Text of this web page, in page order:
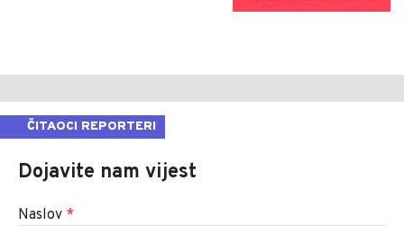
ČITAOCI REPORTERI
Dojavite nam vijest
Naslov *